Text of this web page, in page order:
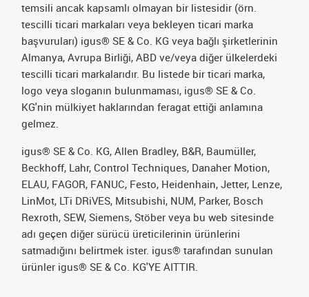
temsili ancak kapsamlı olmayan bir listesidir (örn.
tescilli ticari markaları veya bekleyen ticari marka
başvuruları) igus® SE & Co. KG veya bağlı şirketlerinin
Almanya, Avrupa Birliği, ABD ve/veya diğer ülkelerdeki
tescilli ticari markalarıdır. Bu listede bir ticari marka,
logo veya sloganın bulunmaması, igus® SE & Co.
KG'nin mülkiyet haklarından feragat ettiği anlamına
gelmez.
igus® SE & Co. KG, Allen Bradley, B&R, Baumüller,
Beckhoff, Lahr, Control Techniques, Danaher Motion,
ELAU, FAGOR, FANUC, Festo, Heidenhain, Jetter, Lenze,
LinMot, LTi DRiVES, Mitsubishi, NUM, Parker, Bosch
Rexroth, SEW, Siemens, Stöber veya bu web sitesinde
adı geçen diğer sürücü üreticilerinin ürünlerini
satmadığını belirtmek ister. igus® tarafından sunulan
ürünler igus® SE & Co. KG'YE AITTIR.